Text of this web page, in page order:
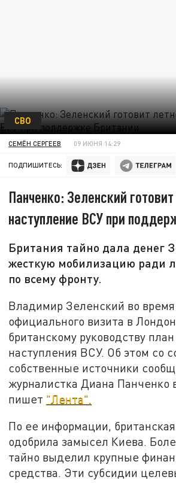
СВО
СЕМЁН СЕРГЕЕВ 09 ИЮНЯ 14:29
ПОДПИШИТЕСЬ:
Панченко: Зеленский
наступление ВСУ при
Британия тайно дала денег
жесткую мобилизацию ради
по всему фронту.
Владимир Зеленский во время
официального визита в
британскому руководству
наступления ВСУ. Об этом со
собственные источники
журналистка Диана Панченко
пишет "Лента".
По ее информации,
одобрила замысел Киева.
тайно выделил крупные
средства. Эти субсидии